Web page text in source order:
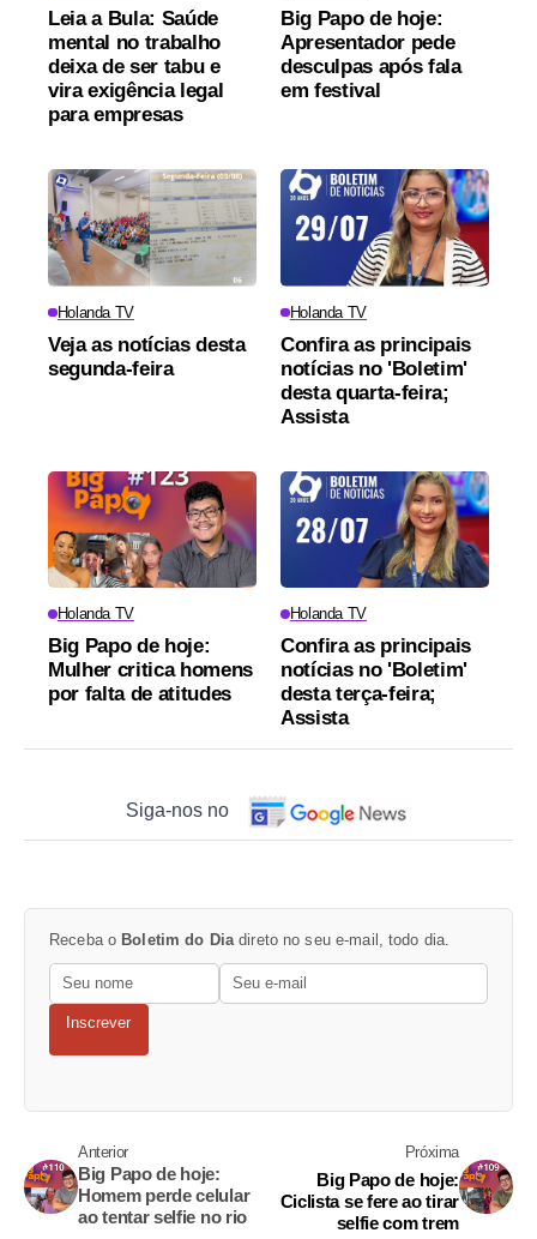
Leia a Bula: Saúde
mental no trabalho
deixa de ser tabu e
vira exigência legal
para empresas
Big Papo de hoje:
Apresentador pede
desculpas após fala
em festival
Holanda TV
Veja as notícias desta
segunda-feira
Holanda TV
Confira as principais
notícias no 'Boletim'
desta quarta-feira;
Assista
Holanda TV
Big Papo de hoje:
Mulher critica homens
por falta de atitudes
Holanda TV
Confira as principais
notícias no 'Boletim'
desta terça-feira;
Assista
Siga-nos no
Receba o Boletim do Diadireto no seu e-mail, todo dia.
Inscrever
Anterior
Big Papo de hoje:
Homem perde celular
ao tentar selfie no rio
Próxima
Big Papo de hoje:
Ciclista se fere ao tirar
selfie com trem